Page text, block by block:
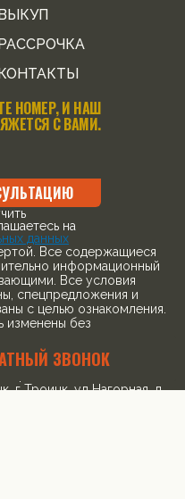
НОМЕР, И НАШ
С ВАМИ.
на
данных
Все содержащиеся
информационный
Все условия
спецпредложения и
с целью ознакомления.
изменены без
КПП:
108842, г. Москва,
г Троицк, ул Нагорная, д.
ЗВОНОК